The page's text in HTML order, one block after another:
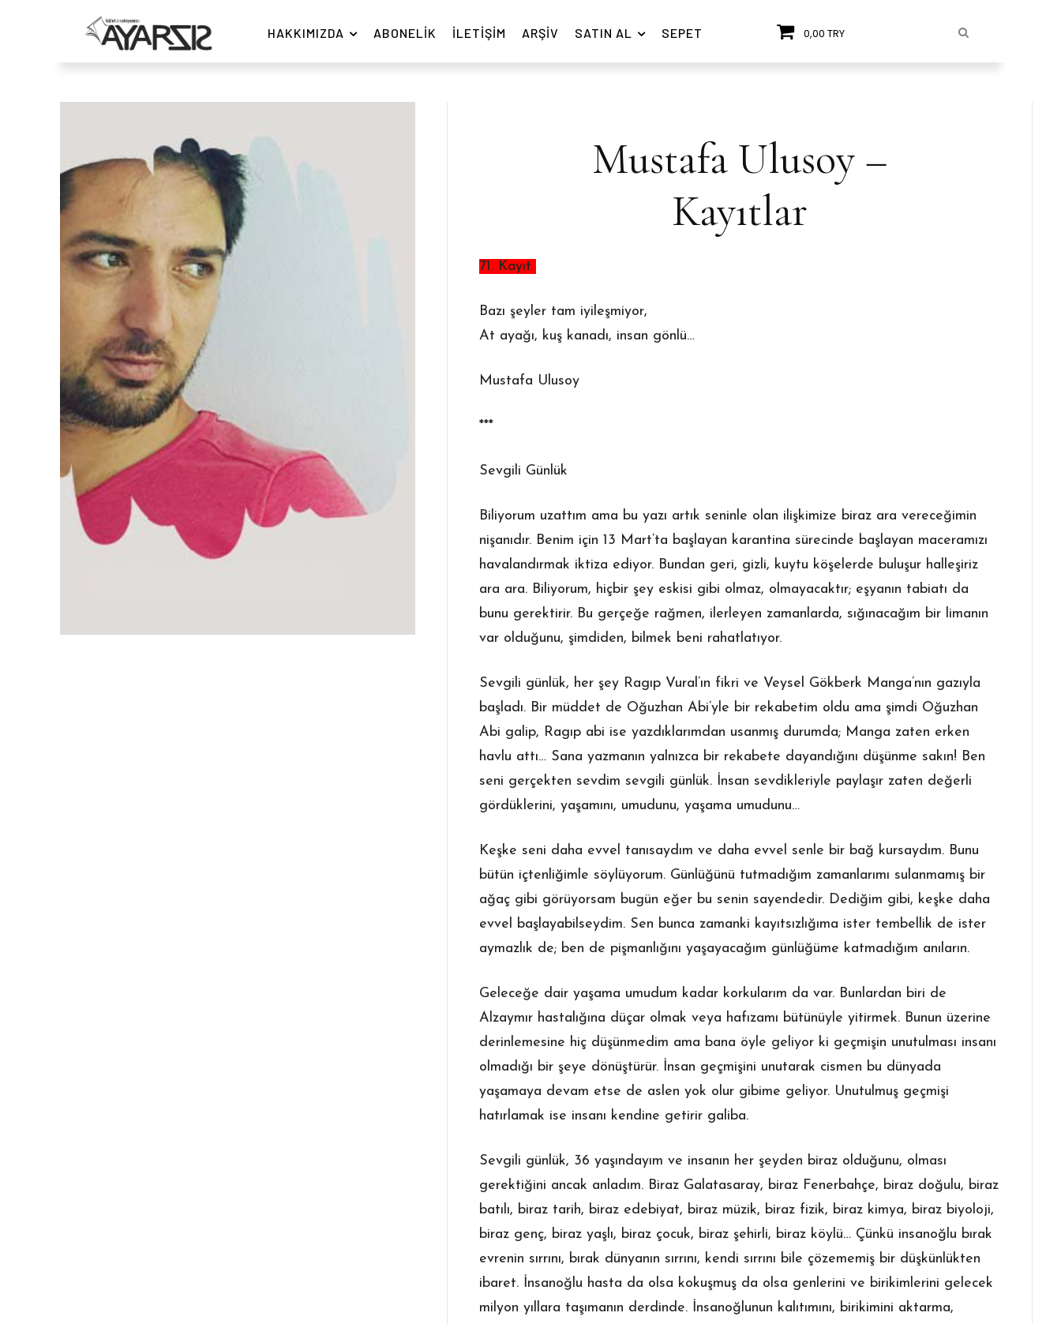
HAKKIMIZDA ABONELIK İLETIŞIM ARŞIV SATIN AL SEPET 0,00 TRY
Mustafa Ulusoy –
Kayıtlar
71. Kayıt
Bazı şeyler tam iyileşmiyor,
At ayağı, kuş kanadı, insan gönlü…
Mustafa Ulusoy
***
Sevgili Günlük
Biliyorum uzattım ama bu yazı artık seninle olan ilişkimize biraz ara vereceğimin
nişanıdır. Benim için 13 Mart’ta başlayan karantina sürecinde başlayan maceramızı
havalandırmak iktiza ediyor. Bundan geri, gizli, kuytu köşelerde buluşur halleşiriz
ara ara. Biliyorum, hiçbir şey eskisi gibi olmaz, olmayacaktır; eşyanın tabiatı da
bunu gerektirir. Bu gerçeğe rağmen, ilerleyen zamanlarda, sığınacağım bir limanın
var olduğunu, şimdiden, bilmek beni rahatlatıyor.
Sevgili günlük, her şey Ragıp Vural’ın fikri ve Veysel Gökberk Manga’nın gazıyla
başladı. Bir müddet de Oğuzhan Abi’yle bir rekabetim oldu ama şimdi Oğuzhan
Abi galip, Ragıp abi ise yazdıklarımdan usanmış durumda; Manga zaten erken
havlu attı… Sana yazmanın yalnızca bir rekabete dayandığını düşünme sakın! Ben
seni gerçekten sevdim sevgili günlük. İnsan sevdikleriyle paylaşır zaten değerli
gördüklerini, yaşamını, umudunu, yaşama umudunu…
Keşke seni daha evvel tanısaydım ve daha evvel senle bir bağ kursaydım. Bunu
bütün içtenliğimle söylüyorum. Günlüğünü tutmadığım zamanlarımı sulanmamış bir
ağaç gibi görüyorsam bugün eğer bu senin sayendedir. Dediğim gibi, keşke daha
evvel başlayabilseydim. Sen bunca zamanki kayıtsızlığıma ister tembellik de ister
aymazlık de; ben de pişmanlığını yaşayacağım günlüğüme katmadığım anıların.
Geleceğe dair yaşama umudum kadar korkularım da var. Bunlardan biri de
Alzaymır hastalığına düçar olmak veya hafızamı bütünüyle yitirmek. Bunun üzerine
derinlemesine hiç düşünmedim ama bana öyle geliyor ki geçmişin unutulması insanı
olmadığı bir şeye dönüştürür. İnsan geçmişini unutarak cismen bu dünyada
yaşamaya devam etse de aslen yok olur gibime geliyor. Unutulmuş geçmişi
hatırlamak ise insanı kendine getirir galiba.
Sevgili günlük, 36 yaşındayım ve insanın her şeyden biraz olduğunu, olması
gerektiğini ancak anladım. Biraz Galatasaray, biraz Fenerbahçe, biraz doğulu, biraz
batılı, biraz tarih, biraz edebiyat, biraz müzik, biraz fizik, biraz kimya, biraz biyoloji,
biraz genç, biraz yaşlı, biraz çocuk, biraz şehirli, biraz köylü… Çünkü insanoğlu bırak
evrenin sırrını, bırak dünyanın sırrını, kendi sırrını bile çözememiş bir düşkünlükten
ibaret. İnsanoğlu hasta da olsa kokuşmuş da olsa genlerini ve birikimlerini gelecek
milyon yıllara taşımanın derdinde. İnsanoğlunun kalıtımını, birikimini aktarma,